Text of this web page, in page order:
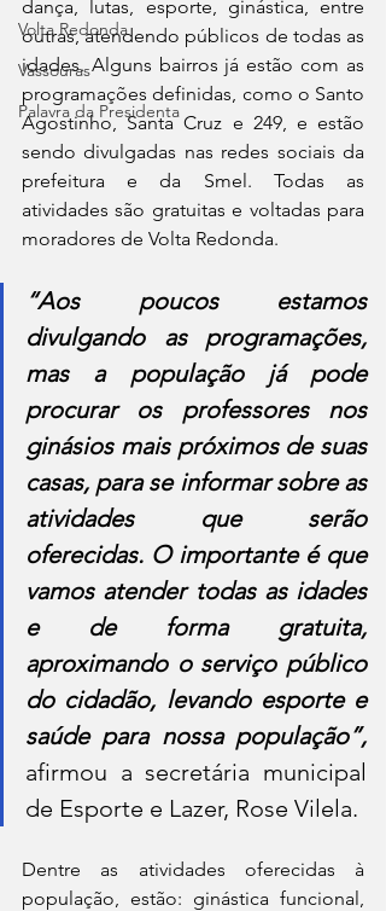
Volta Redonda
Vassouras
Palavra da Presidenta
dança, lutas, esporte, ginástica, entre
outras, atendendo públicos de todas as
idades. Alguns bairros já estão com as
programações definidas, como o Santo
Agostinho, Santa Cruz e 249, e estão
sendo divulgadas nas redes sociais da
prefeitura e da Smel. Todas as
atividades são gratuitas e voltadas para
moradores de Volta Redonda.
“Aos poucos estamos
divulgando as programações,
mas a população já pode
procurar os professores nos
ginásios mais próximos de suas
casas, para se informar sobre as
atividades que serão
oferecidas. O importante é que
vamos atender todas as idades
e de forma gratuita,
aproximando o serviço público
do cidadão, levando esporte e
saúde para nossa população”,
afirmou a secretária municipal
de Esporte e Lazer, Rose Vilela.
Dentre as atividades oferecidas à
população, estão: ginástica funcional,